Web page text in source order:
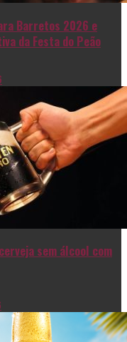
Barretos 2026 e
da Festa do Peão
sem álcool com